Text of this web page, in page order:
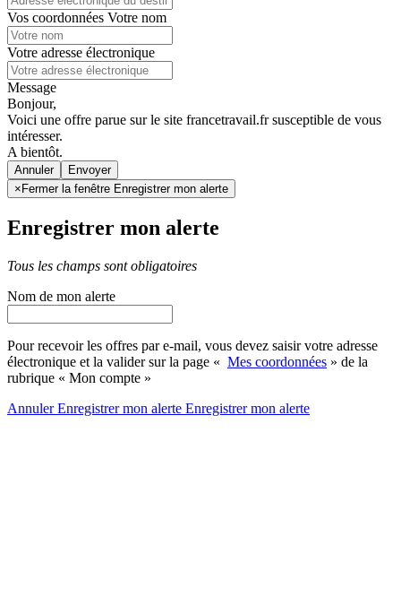
Vos coordonnées Votre nom
Votre adresse électronique
Message
Bonjour,
Voici une offre parue sur le site francetravail.fr susceptible de vous
intéresser.
A bientôt.
Annuler
× Fermer la fenêtre Enregistrer mon alerte
Enregistrer mon alerte
Tous les champs sont obligatoires
Nom de mon alerte
Pour recevoir les offres par e-mail, vous devez saisir votre adresse
électronique et la valider sur la page « Mes coordonnées » de la
rubrique « Mon compte »
AnnulerEnregistrer mon alerte Enregistrermon alerte